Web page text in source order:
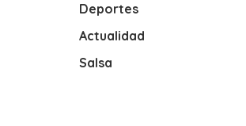
Deportes
Actualidad
Salsa